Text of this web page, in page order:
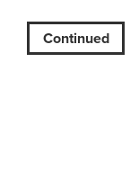
Continued